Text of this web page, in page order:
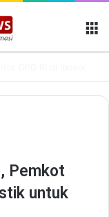
Pemkot
untuk